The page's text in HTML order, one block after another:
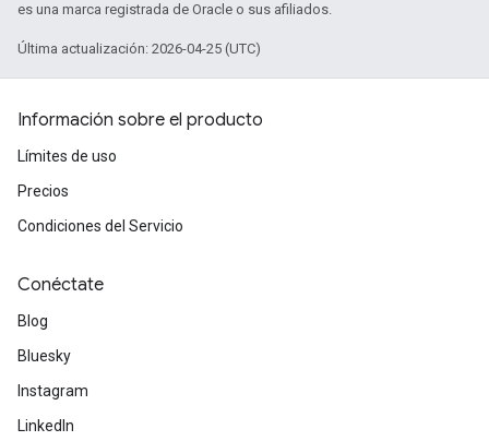
es una marca registrada de Oracle o sus afiliados.
Última actualización: 2026-04-25 (UTC)
Información sobre el producto
Límites de uso
Precios
Condiciones del Servicio
Conéctate
Blog
Bluesky
Instagram
LinkedIn